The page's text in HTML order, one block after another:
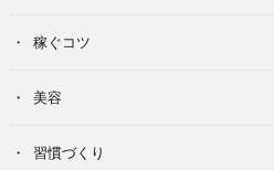
稼ぐコツ
美容
習慣づくり